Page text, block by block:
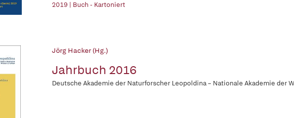
2019 | Buch - Kartoniert
Jörg Hacker (Hg.)
Jahrbuch 2016
Deutsche Akademie der Naturforscher Leopoldina – Nationale Akademie der